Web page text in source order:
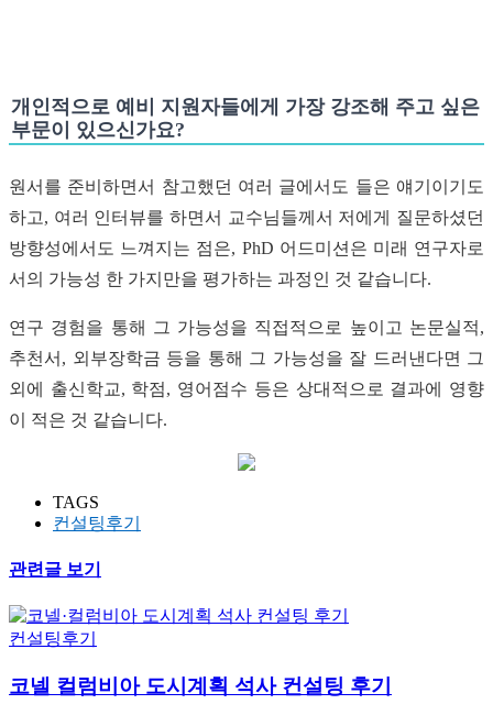
개인적으로 예비 지원자들에게 가장 강조해 주고 싶은
부문이 있으신가요?
원서를 준비하면서 참고했던 여러 글에서도 들은 얘기이기도
하고, 여러 인터뷰를 하면서 교수님들께서 저에게 질문하셨던
방향성에서도 느껴지는 점은, PhD 어드미션은 미래 연구자로
서의 가능성 한 가지만을 평가하는 과정인 것 같습니다.
연구 경험을 통해 그 가능성을 직접적으로 높이고 논문실적,
추천서, 외부장학금 등을 통해 그 가능성을 잘 드러낸다면 그
외에 출신학교, 학점, 영어점수 등은 상대적으로 결과에 영향
이 적은 것 같습니다.
TAGS
컨설팅후기
관련글 보기
컨설팅후기
코넬 컬럼비아 도시계획 석사 컨설팅 후기